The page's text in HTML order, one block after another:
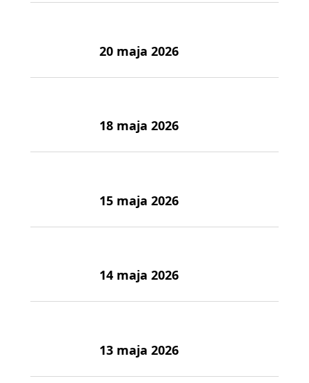
20 maja 2026
18 maja 2026
15 maja 2026
14 maja 2026
13 maja 2026